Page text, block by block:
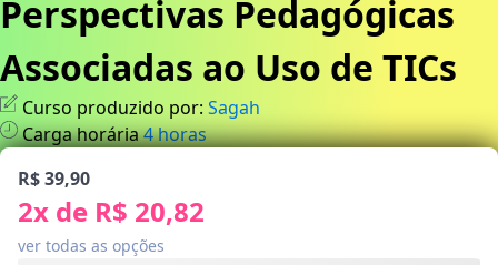
Perspectivas Pedagógicas
Associadas ao Uso de TICs
Curso produzido por: Sagah
Carga horária4horas
R$ 39,90
2x de R$ 20,82
ver todas as opções